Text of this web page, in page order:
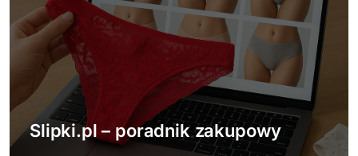
Slipki.pl – poradnik zakupowy